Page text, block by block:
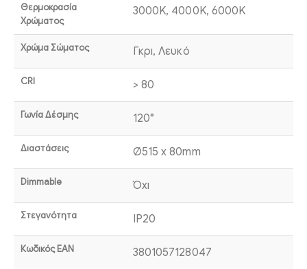
Θερμοκρασία
Χρώματος
3000K, 4000K, 6000K
Χρώμα Σώματος Γκρι, Λευκό
CRI > 80
Γωνία Δέσμης 120°
Διαστάσεις Ø515 x 80mm
Dimmable Όχι
Στεγανότητα IP20
Κωδικός EAN 3801057128047